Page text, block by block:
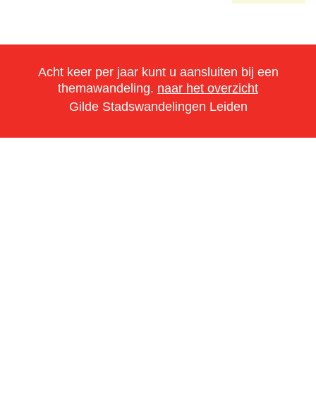
Acht keer per jaar kunt u aansluiten bij een
themawandeling. naar het overzicht
Gilde Stadswandelingen Leiden